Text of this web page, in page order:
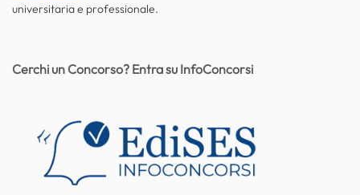
universitaria e professionale.
Cerchi un Concorso? Entra su InfoConcorsi